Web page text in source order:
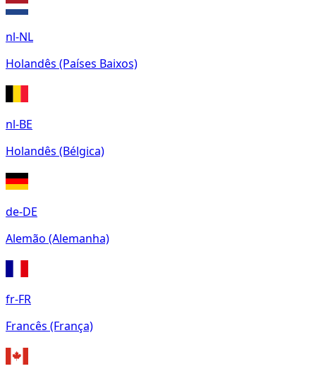
nl-NL
Holandês (Países Baixos)
nl-BE
Holandês (Bélgica)
de-DE
Alemão (Alemanha)
fr-FR
Francês (França)